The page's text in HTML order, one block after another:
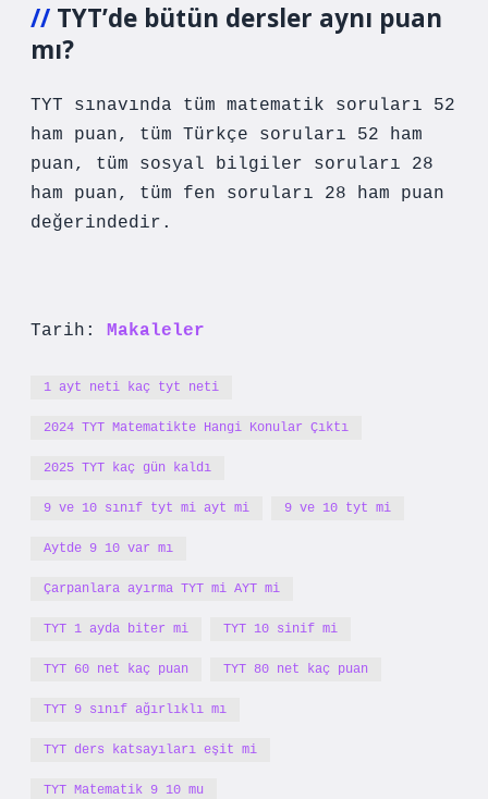
TYT’de bütün dersler aynı puan
mı?
TYT sınavında tüm matematik soruları 52
ham puan, tüm Türkçe soruları 52 ham
puan, tüm sosyal bilgiler soruları 28
ham puan, tüm fen soruları 28 ham puan
değerindedir.
Tarih: Makaleler
1 ayt neti kaç tyt neti
2024 TYT Matematikte Hangi Konular Çıktı
2025 TYT kaç gün kaldı
9 ve 10 sınıf tyt mi ayt mi 9 ve 10 tyt mi
Aytde 9 10 var mı
Çarpanlara ayırma TYT mi AYT mi
TYT 1 ayda biter mi TYT 10 sinif mi
TYT 60 net kaç puan TYT 80 net kaç puan
TYT 9 sınıf ağırlıklı mı
TYT ders katsayıları eşit mi
TYT Matematik 9 10 mu